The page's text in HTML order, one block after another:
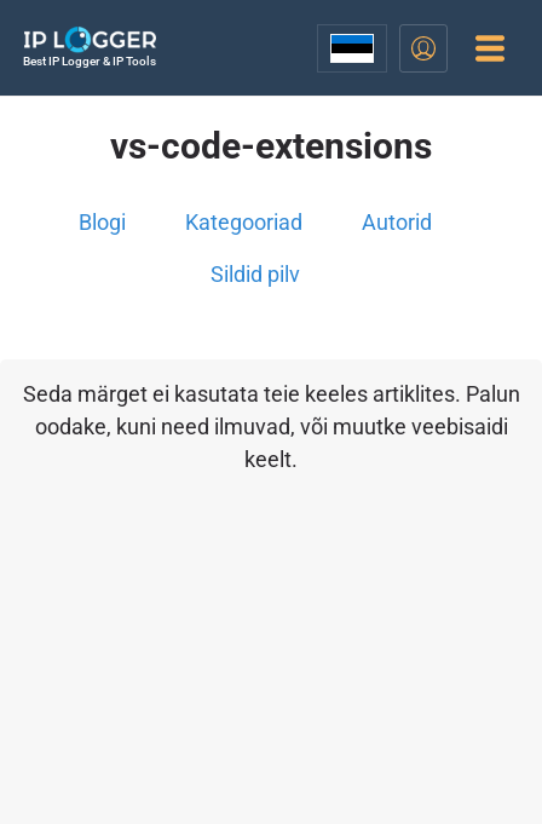
Best IP Logger & IP Tools
vs-code-extensions
Blogi Kategooriad Autorid
Sildid pilv